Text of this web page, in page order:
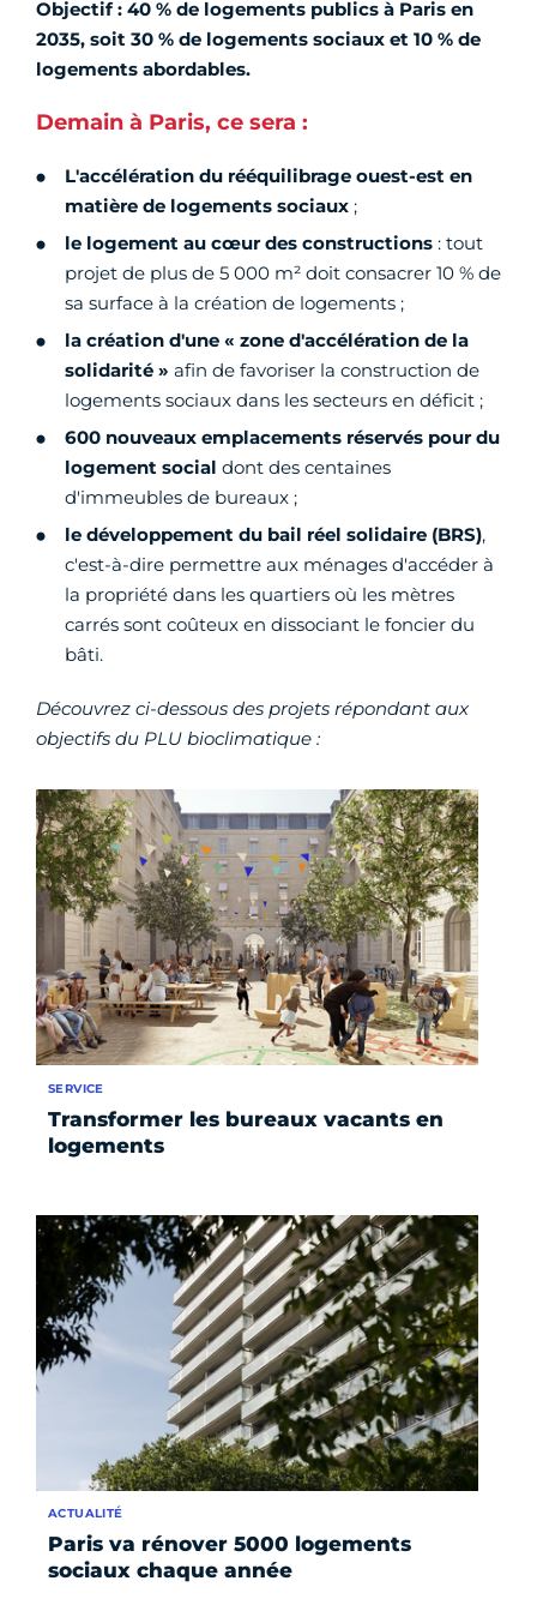
Objectif : 40 % de logements publics à Paris en
2035, soit 30 % de logements sociaux et 10 % de
logements abordables.
Demain à Paris, ce sera :
L'accélération du rééquilibrage ouest-est en
matière de logements sociaux ;
le logement au cœur des constructions : tout
projet de plus de 5 000 m² doit consacrer 10 % de
sa surface à la création de logements ;
la création d'une « zone d'accélération de la
solidarité » afin de favoriser la construction de
logements sociaux dans les secteurs en déficit ;
600 nouveaux emplacements réservés pour du
logement social dont des centaines
d'immeubles de bureaux ;
le développement du bail réel solidaire (BRS),
c'est-à-dire permettre aux ménages d'accéder à
la propriété dans les quartiers où les mètres
carrés sont coûteux en dissociant le foncier du
bâti.
Découvrez ci-dessous des projets répondant aux
objectifs du PLU bioclimatique :
Transformer les bureaux vacants en
logements
SERVICE
Paris va rénover 5000 logements
sociaux chaque année
ACTUALITÉ